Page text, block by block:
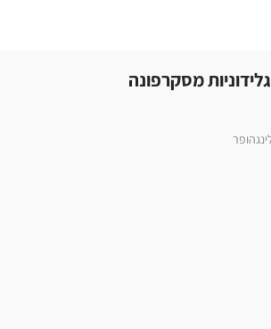
גלידוניות מסקרפונה